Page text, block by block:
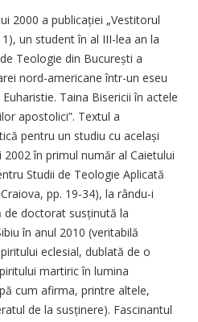
2000 a publicației „Vestitorul
un student în al III-lea an la
Teologie din București a
nord-americane într-un eseu
Taina Bisericii în actele
apostolici”. Textul a
pentru un studiu cu același
în primul număr al Caietului
Studii de Teologie Aplicată
pp. 19-34), la rându-i
doctorat susținută la
în anul 2010 (veritabilă
eclesial, dublată de o
martiric în lumina
cum afirma, printre altele,
de la susținere). Fascinantul